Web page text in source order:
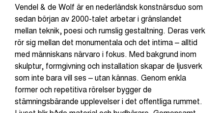
Vendel & de Wolf är en nederländsk konstnärsduo som
sedan början av 2000-talet arbetar i gränslandet
mellan teknik, poesi och rumslig gestaltning. Deras verk
rör sig mellan det monumentala och det intima – alltid
med människans närvaro i fokus. Med bakgrund inom
skulptur, formgivning och installation skapar de ljusverk
som inte bara vill ses – utan kännas. Genom enkla
former och repetitiva rörelser bygger de
stämningsbärande upplevelser i det offentliga rummet.